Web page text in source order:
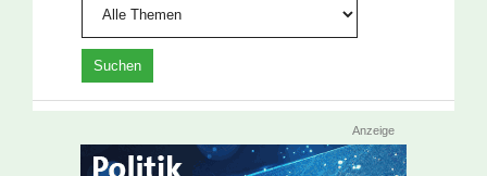
Anzeige